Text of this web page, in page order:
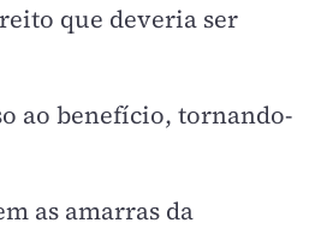
que deveria ser
ao benefício, tornando-
as amarras da